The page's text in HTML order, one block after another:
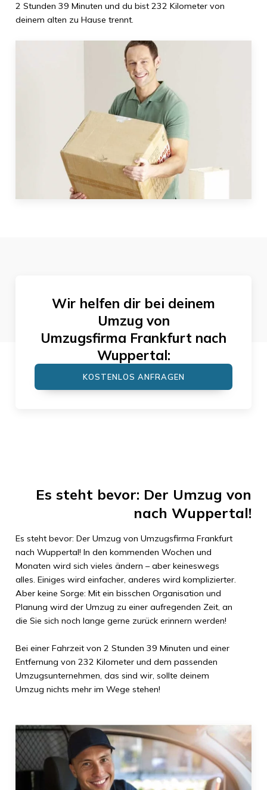
2 Stunden 39 Minuten und du bist 232 Kilometervon
deinem alten zu Hause trennt.
Wir helfen dir bei deinem
Umzug von
Umzugsfirma Frankfurt nach
Wuppertal:
KOSTENLOS ANFRAGEN
Es steht bevor: Der Umzug von
nachWuppertal!
Es steht bevor: Der Umzug von Umzugsfirma Frankfurt
nach Wuppertal! In den kommenden Wochen und
Monaten wird sich vieles ändern – aber keineswegs
alles. Einiges wird einfacher, anderes wird komplizierter.
Aber keine Sorge: Mit ein bisschen Organisation und
Planung wird der Umzug zu einer aufregenden Zeit, an
die Sie sich noch lange gerne zurück erinnern werden!
Bei einer Fahrzeit von 2 Stunden 39 Minuten und einer
Entfernung von 232 Kilometerund dem passenden
Umzugsunternehmen, das sind wir, sollte deinem
Umzug nichts mehr im Wege stehen!